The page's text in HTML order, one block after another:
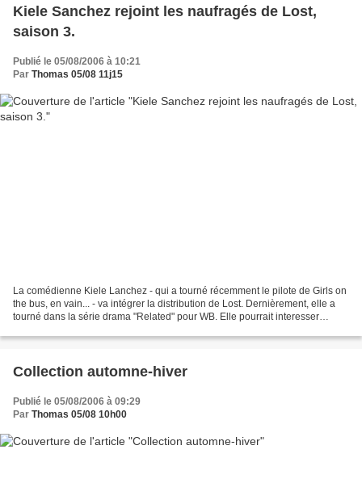
Kiele Sanchez rejoint les naufragés de Lost,
saison 3.
Publié le 05/08/2006 à 10:21
Par Thomas 05/08 11j15
La comédienne Kiele Lanchez - qui a tourné récemment le pilote de Girls on
the bus, en vain... - va intégrer la distribution de Lost. Dernièrement, elle a
tourné dans la série drama "Related" pour WB. Elle pourrait interesser
Collection automne-hiver
Publié le 05/08/2006 à 09:29
Par Thomas 05/08 10h00